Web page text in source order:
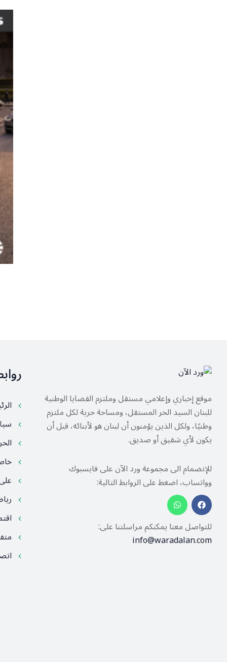
موقع إخباري وإعلامي مستقل وملتزم القضايا الوطنية
للبنان السيد الحر المستقل، ومساحة حرية لكل ملتزم
وطنيًا، ولكل الذين يؤمنون أن لبنان هو لأبنائه، قبل أن
يكون لأي شقيق أو صديق.
للإنضمام الى مجموعة ورد الآن على فايسبوك
وواتساب، اضغط على الروابط التالية:
للتواصل معنا يمكنكم مراسلتنا على:
info@waradalan.com